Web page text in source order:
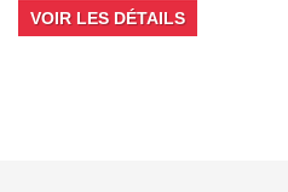
VOIR LES DÉTAILS